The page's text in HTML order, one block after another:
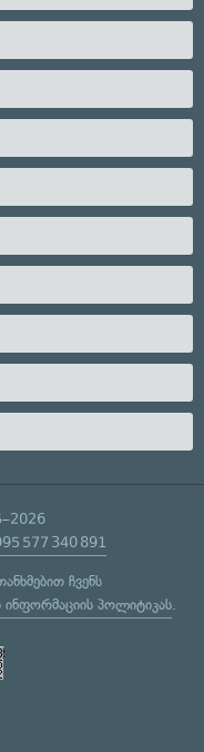
577 340 891
ჩვენს
ინფორმაციის პოლიტიკას.